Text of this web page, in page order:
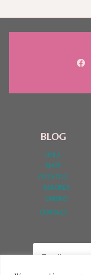
BLOG
HOLA
SHOP
LYFESTYLE
SABORES
DINERO
CONTACT